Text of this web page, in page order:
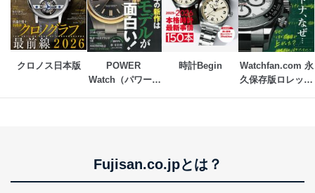
7
SNS公式アカウン
トに登録された方
の個人情報
お問い合わせ対応、トラブル対
処、オペレーター教育など応対品
質向上のため
その他当社のプライバシーポリシ
ー等にて公表する利用目的達成の
ため
３．個人情報の第三者提供について
クロノス日本版
POWER
Watch（パワーウ
時計Begin
Watchfan.com 永
久保存版ロレック
Fujisan.co.jpとは？